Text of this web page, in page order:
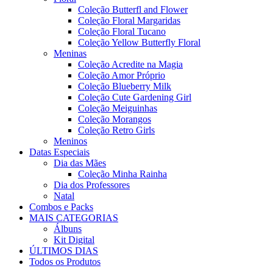
Coleção Butterfl and Flower
Coleção Floral Margaridas
Coleção Floral Tucano
Coleção Yellow Butterfly Floral
Meninas
Coleção Acredite na Magia
Coleção Amor Próprio
Coleção Blueberry Milk
Coleção Cute Gardening Girl
Coleção Meiguinhas
Coleção Morangos
Coleção Retro Girls
Meninos
Datas Especiais
Dia das Mães
Coleção Minha Rainha
Dia dos Professores
Natal
Combos e Packs
MAIS CATEGORIAS
Álbuns
Kit Digital
ÚLTIMOS DIAS
Todos os Produtos